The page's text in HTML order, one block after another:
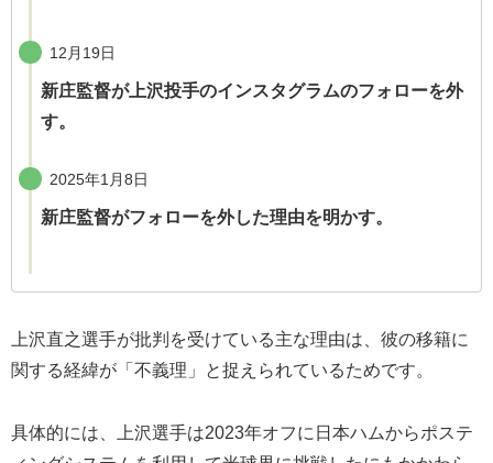
12月19日
新庄監督が上沢投手のインスタグラムのフォローを外
す。
2025年1月8日
新庄監督がフォローを外した理由を明かす。
上沢直之選手が批判を受けている主な理由は、彼の移籍に
関する経緯が「不義理」と捉えられているためです。
具体的には、上沢選手は2023年オフに日本ハムからポステ